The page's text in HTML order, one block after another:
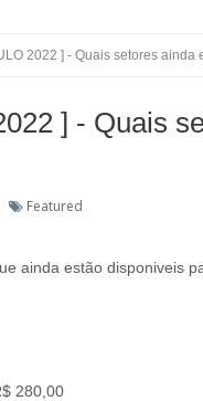
2022 ] - Quais setores
] - Quais
Featured
ainda estão disponiveis
280,00